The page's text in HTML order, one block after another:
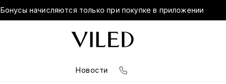
Бонусы начисляются только при покупке в приложении
Новости